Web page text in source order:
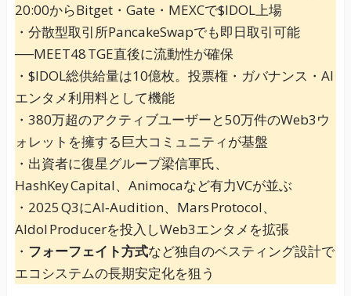
20:00からBitget・Gate・MEXCで$IDOL上場
・分散型取引所PancakeSwapでも即日取引可能
──MEET48 TGE直後に流動性が確保
・$IDOL総供給量は10億枚。投票権・ガバナンス・AI
エンタメ利用料として機能
・380万超のアクティブユーザーと50万件のWeb3ウ
ォレットを擁する巨大コミュニティが基盤
・出資者に復星グループ梁信軍氏、
HashKey Capital、Animocaなど有力VCが並ぶ
・2025 Q3にAI‑Audition、Mars Protocol、
AIdol Producerを投入しWeb3エンタメを拡張
・ フォーフェイト方式など独自のベスティング設計で
エコシステムの長期安定化を狙う